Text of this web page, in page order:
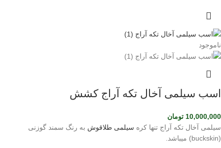
ناموجود
اسب سیلمی آخال تکه آراج کشش
10,000,000 تومان
سیلمی آخال تکه آراج تنها کره سیلمی طلاقوش به رنگ سمند گوزنی
(buckskin) میباشد.